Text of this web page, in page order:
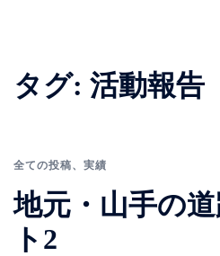
タグ: 活動報告
全ての投稿、 実績
地元・山手の
ト2